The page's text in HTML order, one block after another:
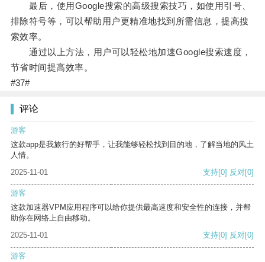
最后，使用Google搜索的高级搜索技巧，如使用引号、
排除符号等，可以帮助用户更精准地找到所需信息，提高搜
索效率。
通过以上方法，用户可以轻松地加速Google搜索速度，
节省时间提高效率。
#37#
评论
游客
这款app是我旅行的好帮手，让我能够轻松找到目的地，了解当地的风土
人情。
2025-11-01
支持[0] 反对[0]
游客
这款加速器VPM应用程序可以给你提供最高速度和安全性的连接，并帮
助你在网络上自由移动。
2025-11-01
支持[0] 反对[0]
游客